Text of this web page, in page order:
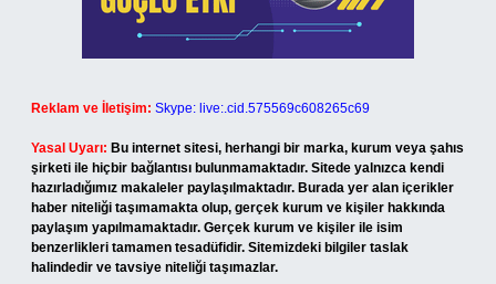
Reklam ve İletişim: Skype: live:.cid.575569c608265c69
Yasal Uyarı: Bu internet sitesi, herhangi bir marka, kurum veya şahıs
şirketi ile hiçbir bağlantısı bulunmamaktadır. Sitede yalnızca kendi
hazırladığımız makaleler paylaşılmaktadır. Burada yer alan içerikler
haber niteliği taşımamakta olup, gerçek kurum ve kişiler hakkında
paylaşım yapılmamaktadır. Gerçek kurum ve kişiler ile isim
benzerlikleri tamamen tesadüfidir. Sitemizdeki bilgiler taslak
halindedir ve tavsiye niteliği taşımazlar.